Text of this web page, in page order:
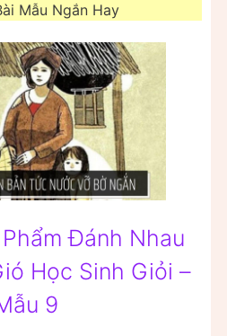
Mẫu Ngắn Hay
Đánh Nhau
Học Sinh Giỏi –
9